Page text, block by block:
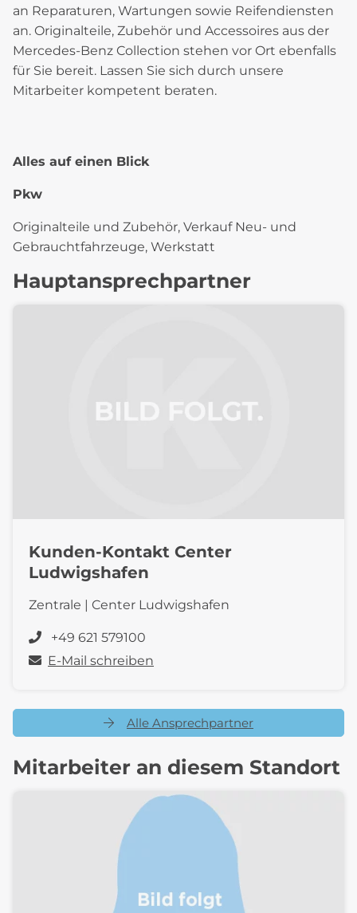
an Reparaturen, Wartungen sowie Reifendiensten
an. Originalteile, Zubehör und Accessoires aus der
Mercedes-Benz Collection stehen vor Ort ebenfalls
für Sie bereit. Lassen Sie sich durch unsere
Mitarbeiter kompetent beraten.
Alles auf einen Blick
Pkw
Originalteile und Zubehör, Verkauf Neu- und
Gebrauchtfahrzeuge, Werkstatt
Hauptansprechpartner
Kunden-Kontakt Center
Ludwigshafen
Zentrale | Center Ludwigshafen
+49 621 579100
E-Mail schreiben
Alle Ansprechpartner
Mitarbeiter an diesem Standort